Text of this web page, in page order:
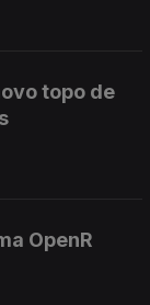
topo de
OpenR